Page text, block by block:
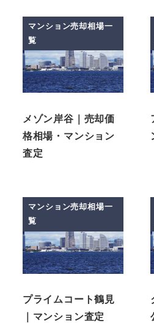
マンション売却相場一
覧
メゾン岸谷｜売却価
格相場・マンション
査定
マンション売却相場一
覧
プライムコート鶴見
｜マンション査定